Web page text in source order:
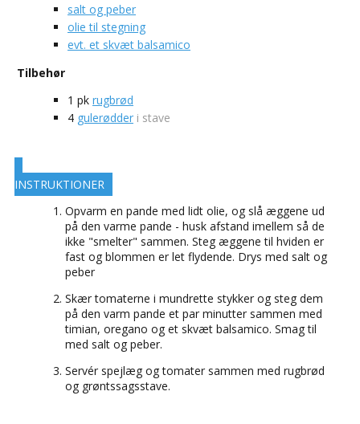
salt og peber
olie til stegning
evt. et skvæt balsamico
Tilbehør
1 pk rugbrød
4 gulerødder i stave
INSTRUKTIONER
Opvarm en pande med lidt olie, og slå æggene ud
på den varme pande - husk afstand imellem så de
ikke "smelter" sammen. Steg æggene til hviden er
fast og blommen er let flydende. Drys med salt og
peber
Skær tomaterne i mundrette stykker og steg dem
på den varm pande et par minutter sammen med
timian, oregano og et skvæt balsamico. Smag til
med salt og peber.
Servér spejlæg og tomater sammen med rugbrød
og grøntssagsstave.